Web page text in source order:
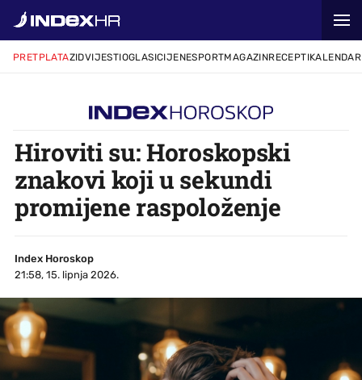
PRETPLATAZIDVIJESTIOGLASICIJENESPORTMAGAZINRECEPTIKALENDAR
Hiroviti su: Horoskopski
znakovi koji u sekundi
promijene raspoloženje
Index Horoskop
21:58, 15. lipnja 2026.